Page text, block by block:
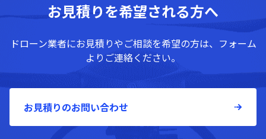
お見積りを希望される方へ
ドローン業者にお見積りやご相談を希望の方は、フォーム
よりご連絡ください。
お見積りのお問い合わせ